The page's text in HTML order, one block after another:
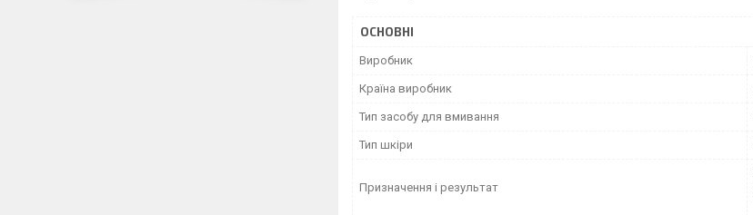
ОСНОВНІ
Виробник
Країна виробник
Тип засобу для вмивання
Тип шкіри
Призначення і результат